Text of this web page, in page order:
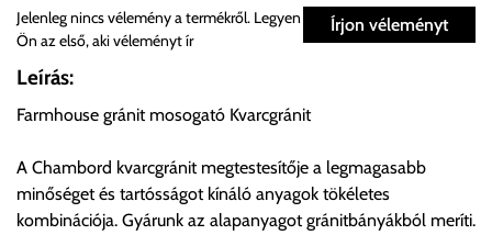
Személyes átvétel:
Önnek lehetősége van rendelését a beérkezést követően
ingyenesen átvenni Budapesti Cégcsoportunk Stúdiójában
előre egyeztetett időpontban.
Cím:1133 Budapest, Váci út 100.
Írjon véleményt
Jelenleg nincs vélemény a termékről. Legyen
Ön az első, aki véleményt ír
Leírás:
Farmhouse gránit mosogató Kvarcgránit
A Chambord kvarcgránit megtestesítője a legmagasabb
minőséget és tartósságot kínáló anyagok tökéletes
kombinációja. Gyárunk az alapanyagot gránitbányákból meríti.